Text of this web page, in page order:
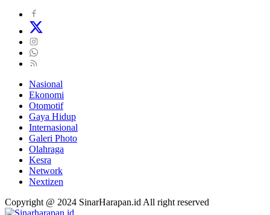
Nasional
Ekonomi
Otomotif
Gaya Hidup
Internasional
Galeri Photo
Olahraga
Kesra
Network
Nextizen
Copyright @ 2024 SinarHarapan.id All right reserved